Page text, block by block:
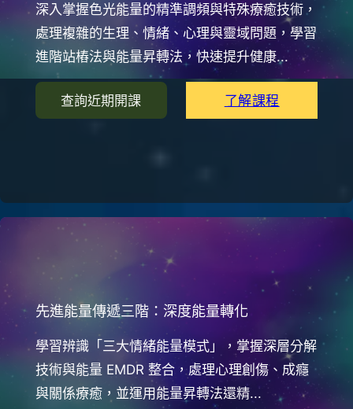
深入掌握色光能量的精準調頻與特殊療癒技術，
處理複雜的生理、情緒、心理與靈域問題，學習
進階站樁法與能量昇轉法，快速提升健康...
查詢近期開課 了解課程
先進能量傳遞三階：深度能量轉化
學習辨識「三大情緒能量模式」，掌握深層分解
技術與能量 EMDR 整合，處理心理創傷、成癮
與關係療癒，並運用能量昇轉法還精...